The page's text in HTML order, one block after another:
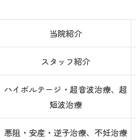
当院紹介
スタッフ紹介
ハイボルテージ・超音波治療、超
短波治療
悪阻・安産・逆子治療、不妊治療